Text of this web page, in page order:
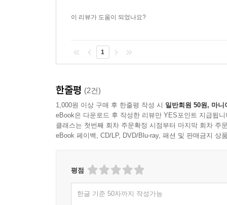
이 리뷰가 도움이 되었나요?
1
한줄평 (2건)
1,000원 이상 구매 후 한줄평 작성 시 일반회원 50원, 마니
eBook은 다운로드 후 작성한 리뷰만 YES포인트 지급됩니
클래스는 첫번째 회차 주문확정 시점부터 마지막 회차 주
eBook 페이백, CD/LP, DVD/Blu-ray, 패션 및 판매금지 상
평점
한글 기준 50자까지 작성가능